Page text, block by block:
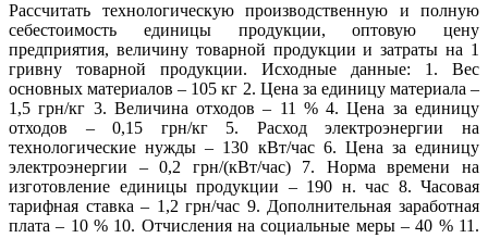
Рассчитать технологическую производственную и полную
себестоимость единицы продукции, оптовую цену
предприятия, величину товарной продукции и затраты на 1
гривну товарной продукции. Исходные данные: 1. Вес
основных материалов – 105 кг 2. Цена за единицу материала –
1,5 грн/кг 3. Величина отходов – 11 % 4. Цена за единицу
отходов – 0,15 грн/кг 5. Расход электроэнергии на
технологические нужды – 130 кВт/час 6. Цена за единицу
электроэнергии – 0,2 грн/(кВт/час) 7. Норма времени на
изготовление единицы продукции – 190 н. час 8. Часовая
тарифная ставка – 1,2 грн/час 9. Дополнительная заработная
плата – 10 % 10. Отчисления на социальные меры – 40 % 11.